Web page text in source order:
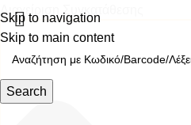
Διαχείριση Συγκατάθεσης
Skip to navigation
Skip to main content
Search